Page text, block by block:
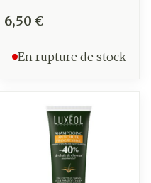
6,50 €
En rupture de stock